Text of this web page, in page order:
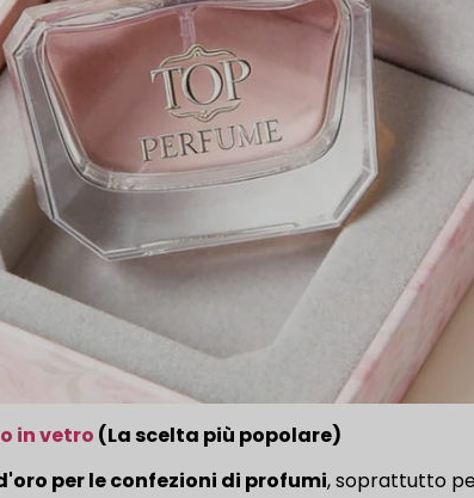
in vetro (La scelta più popolare)
per le confezioni di profumi, soprattutto